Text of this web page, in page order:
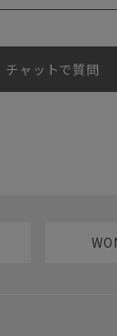
チャットで質問